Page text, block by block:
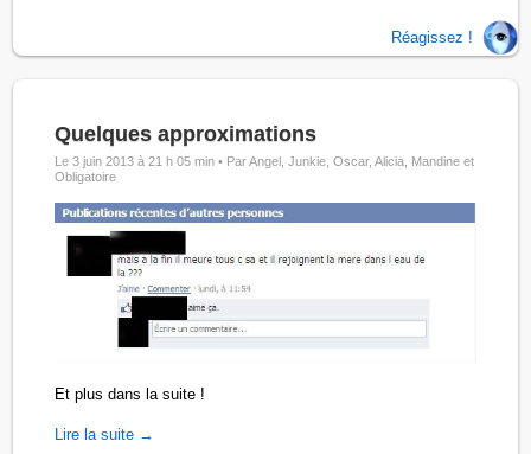
Réagissez !
Quelques approximations
Le 3 juin 2013 à 21 h 05 min • Par Angel, Junkie, Oscar, Alicia, Mandine et
Obligatoire
Et plus dans la suite !
Lire la suite →